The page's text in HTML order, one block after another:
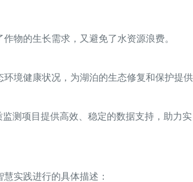
物的生长需求，又避免了水资源浪费。
境健康状况，为湖泊的生态修复和保护提供
测项目提供高效、稳定的数据支持，助力实
实践进行的具体描述：